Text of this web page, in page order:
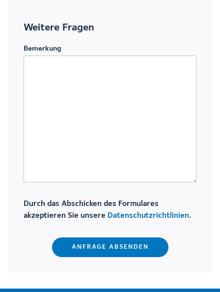
Weitere Fragen
Bemerkung
Durch das Abschicken des Formulares
akzeptieren Sie unsere Datenschutzrichtlinien.